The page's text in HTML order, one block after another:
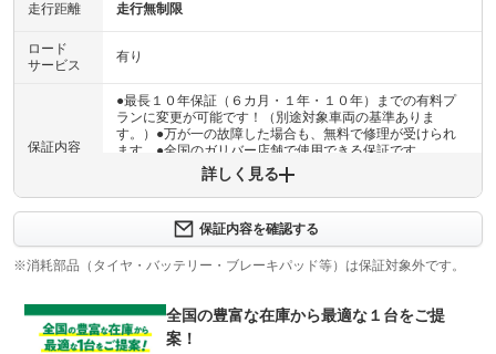
走行距離 走行無制限
ロード
サービス
有り
保証内容
●最長１０年保証（６カ月・１年・１０年）までの有料プ
ランに変更が可能です！（別途対象車両の基準ありま
す。）●万が一の故障した場合も、無料で修理が受けられ
ます。●全国のガリバー店舗で使用できる保証です。
保証項目
１エンジン機構 ２動力伝達機構 ３ブレーキ機構 ４ス
テアリング機構 ５前後アクスル機構 ６電子制御機構
修理回数 無制限
詳しく見る
保証内容を確認する
※消耗部品（タイヤ・バッテリー・ブレーキパッド等）は保証対象外です。
全国の豊富な在庫から最適な１台をご提
案！